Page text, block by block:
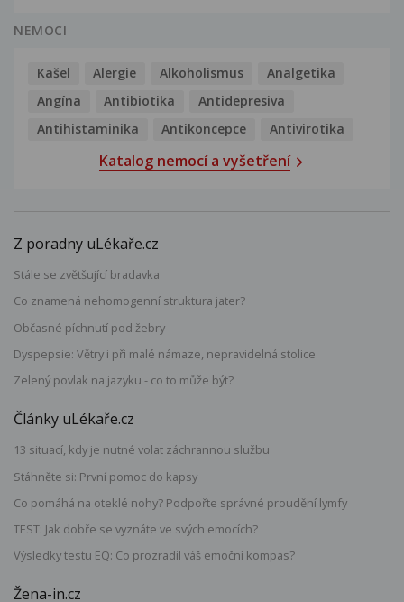
NEMOCI
Kašel Alergie Alkoholismus
Analgetika
Angína
Antibiotika
Antidepresiva
Antihistaminika
Antikoncepce Antivirotika
Katalog nemocí a vyšetření
Z poradny uLékaře.cz
Stále se zvětšující bradavka
Co znamená nehomogenní struktura jater?
Občasné píchnutí pod žebry
Dyspepsie: Větry i při malé námaze, nepravidelná stolice
Zelený povlak na jazyku - co to může být?
Články uLékaře.cz
13 situací, kdy je nutné volat záchrannou službu
Stáhněte si: První pomoc do kapsy
Co pomáhá na oteklé nohy? Podpořte správné proudění lymfy
TEST: Jak dobře se vyznáte ve svých emocích?
Výsledky testu EQ: Co prozradil váš emoční kompas?
Žena-in.cz